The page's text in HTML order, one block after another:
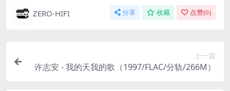
ZERO-HIFI 分享 收藏 点赞(0)
上一篇
许志安 - 我的天我的歌（1997/FLAC/分轨/266M）